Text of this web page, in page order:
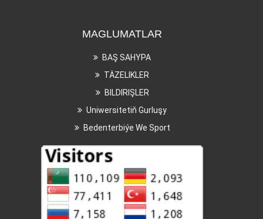
MAGLUMATLAR
BAŞ SAHYPA
TÄZELIKLER
BILDIRIŞLER
Uniwersitetiň Gurluşy
Bedenterbiýe We Sport